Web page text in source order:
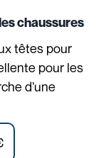
chaussures
têtes pour
pour les
d’une